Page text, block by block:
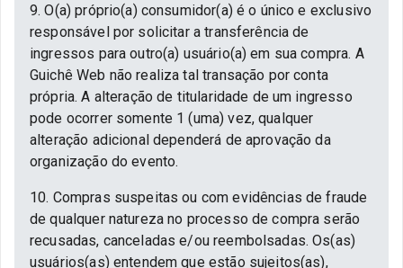
9. O(a) próprio(a) consumidor(a) é o único e exclusivo
responsável por solicitar a transferência de
ingressos para outro(a) usuário(a) em sua compra. A
Guichê Web não realiza tal transação por conta
própria. A alteração de titularidade de um ingresso
pode ocorrer somente 1 (uma) vez, qualquer
alteração adicional dependerá de aprovação da
organização do evento.
10. Compras suspeitas ou com evidências de fraude
de qualquer natureza no processo de compra serão
recusadas, canceladas e/ou reembolsadas. Os(as)
usuários(as) entendem que estão sujeitos(as),